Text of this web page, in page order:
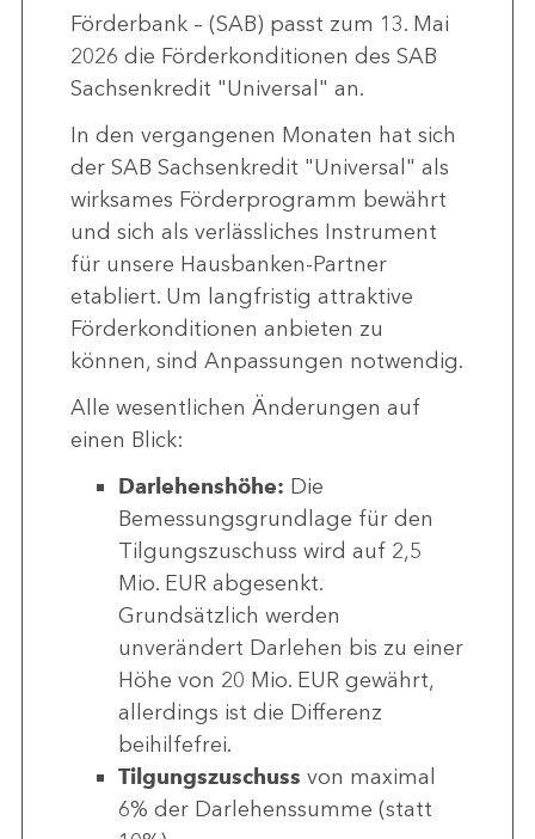
Förderbank – (SAB) passt zum 13. Mai
2026 die Förderkonditionen des SAB
Sachsenkredit "Universal" an.
In den vergangenen Monaten hat sich
der SAB Sachsenkredit "Universal" als
wirksames Förderprogramm bewährt
und sich als verlässliches Instrument
für unsere Hausbanken-Partner
etabliert. Um langfristig attraktive
Förderkonditionen anbieten zu
können, sind Anpassungen notwendig.
Alle wesentlichen Änderungen auf
einen Blick:
Darlehenshöhe: Die
Bemessungsgrundlage für den
Tilgungszuschuss wird auf 2,5
Mio. EUR abgesenkt.
Grundsätzlich werden
unverändert Darlehen bis zu einer
Höhe von 20 Mio. EUR gewährt,
allerdings ist die Differenz
beihilfefrei.
Tilgungszuschuss von maximal
6% der Darlehenssumme (statt